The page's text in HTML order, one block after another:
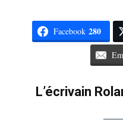
Facebook 280
L’écrivain